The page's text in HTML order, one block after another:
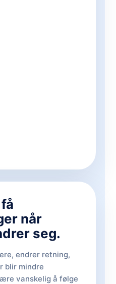
når
seg.
endrer retning,
blir mindre
vanskelig å følge